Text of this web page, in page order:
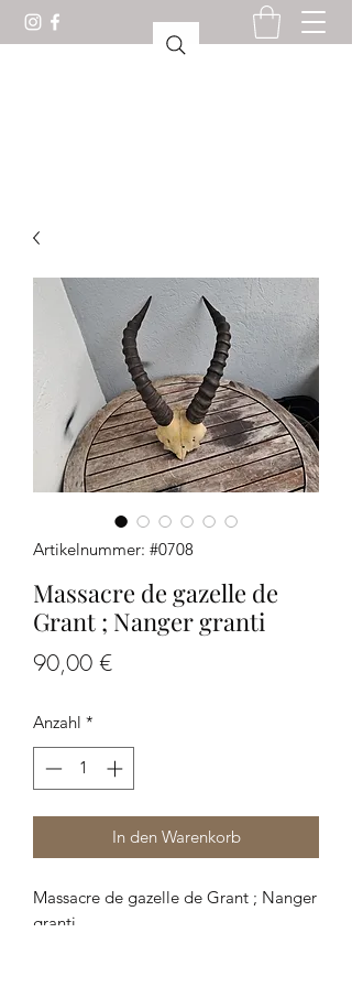
Artikelnummer: #0708
Massacre de gazelle de
Grant ; Nanger granti
90,00 €Preis
Anzahl *
In den Warenkorb
Massacre de gazelle de Grant ; Nanger
granti